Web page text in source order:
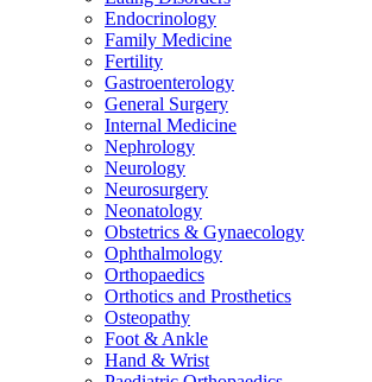
Endocrinology
Family Medicine
Fertility
Gastroenterology
General Surgery
Internal Medicine
Nephrology
Neurology
Neurosurgery
Neonatology
Obstetrics & Gynaecology
Ophthalmology
Orthopaedics
Orthotics and Prosthetics
Osteopathy
Foot & Ankle
Hand & Wrist